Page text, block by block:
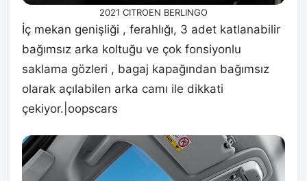
2021 CITROEN BERLINGO
İç mekan genişliği , ferahlığı, 3 adet katlanabilir
bağımsız arka koltuğu ve çok fonsiyonlu
saklama gözleri , bagaj kapağından bağımsız
olarak açılabilen arka camı ile dikkati
çekiyor.|oopscars